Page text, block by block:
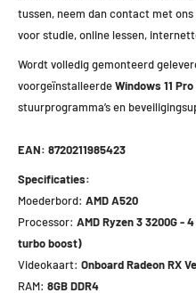
tussen, neem dan contact met
voor studie, online lessen,
Wordt volledig gemonteerd
voorgeïnstalleerdeWindows 11 Pro
stuurprogramma’s en
EAN: 8720211985423
Specificaties:
Moederbord: AMD A520
Processor: AMD Ryzen 3 3200G -
turbo boost)
Videokaart: OnboardRadeon RX
RAM: 8GB DDR4